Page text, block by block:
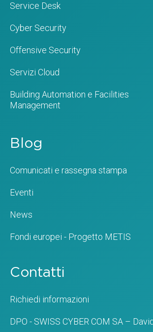
Service Desk
Cyber Security
Offensive Security
Servizi Cloud
Building Automation e Facilities
Management
Blog
Comunicati e rassegna stampa
Eventi
News
Fondi europei - Progetto METIS
Contatti
Richiedi informazioni
DPO - SWISS CYBER COM SA –